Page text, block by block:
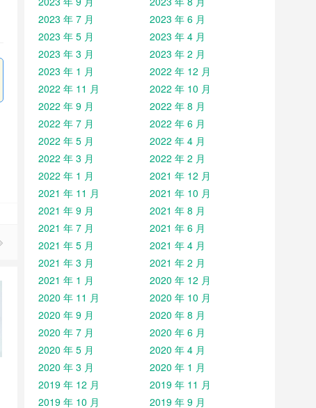
2023 年 7 月
2023 年 6 月
2023 年 5 月
2023 年 4 月
2023 年 3 月
2023 年 2 月
2023 年 1 月
2022 年 12 月
2022 年 11 月
2022 年 10 月
2022 年 9 月
2022 年 8 月
2022 年 7 月
2022 年 6 月
2022 年 5 月
2022 年 4 月
2022 年 3 月
2022 年 2 月
2022 年 1 月
2021 年 12 月
2021 年 11 月
2021 年 10 月
2021 年 9 月
2021 年 8 月
2021 年 7 月
2021 年 6 月
2021 年 5 月
2021 年 4 月
2021 年 3 月
2021 年 2 月
2021 年 1 月
2020 年 12 月
2020 年 11 月
2020 年 10 月
2020 年 9 月
2020 年 8 月
2020 年 7 月
2020 年 6 月
2020 年 5 月
2020 年 4 月
2020 年 3 月
2020 年 1 月
2019 年 12 月
2019 年 11 月
2019 年 10 月
2019 年 9 月